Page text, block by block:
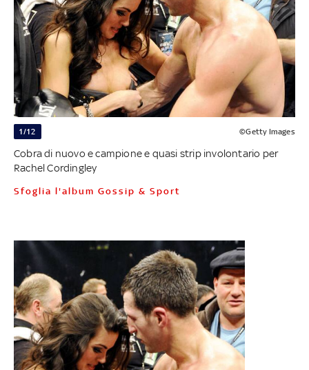
1/12 ©Getty Images
Cobra di nuovo e campione e quasi strip involontario per
Rachel Cordingley
Sfoglia l'album Gossip & Sport